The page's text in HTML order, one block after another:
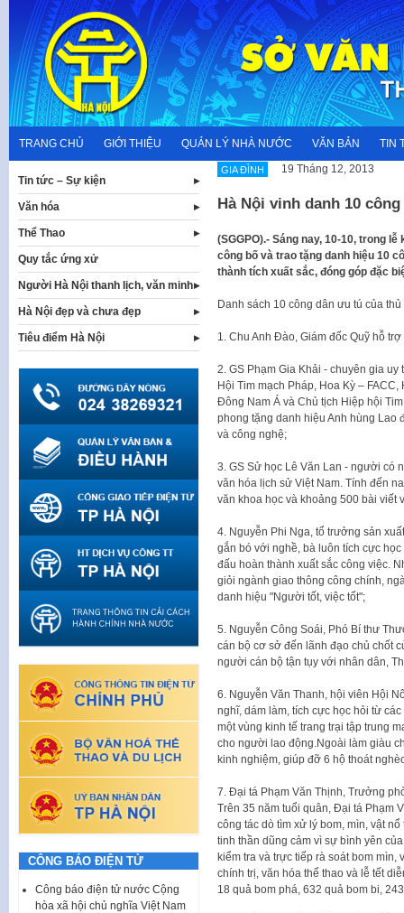
content
TRANG CHỦ GIỚI THIỆU QUẢN LÝ NHÀ NƯỚC VĂN BẢN TIN
GIA ĐÌNH 19 Tháng 12, 2013
Hà Nội vinh danh 10
​(SGGPO).- Sáng nay, 10-10, trong
công bố và trao tặng danh hiệu 10
thành tích xuất sắc, đóng góp đặc
​Danh sách 10 công dân ưu tú của thủ
1. Chu Anh Đào, Giám đốc Quỹ hỗ
2. GS Phạm Gia Khải - chuyên gia
Hội Tim mạch Pháp, Hoa Kỳ –
Đông Nam Á và Chủ tịch Hiệp hội
phong tặng danh hiệu Anh hùng
và công nghệ;
3. GS Sử học Lê Văn Lan - người có
văn hóa lịch sử Việt Nam. Tính đến
văn khoa học và khoảng 500 bài viết
4. Nguyễn Phi Nga, tổ trưởng sản
gắn bó với nghề, bà luôn tích cực
đấu hoàn thành xuất sắc công việc.
giỏi ngành giao thông công chính,
danh hiệu "Người tốt, việc tốt";
5. Nguyễn Công Soái, Phó Bí thư
cán bộ cơ sở đến lãnh đạo chủ chốt
người cán bộ tận tụy với nhân dân,
6. Nguyễn Văn Thanh, hội viên Hội
nghĩ, dám làm, tích cực học hỏi từ
một vùng kinh tế trang trại tập trung
cho người lao động.Ngoài làm giàu
kinh nghiệm, giúp đỡ 6 hộ thoát
7. Đại tá Phạm Văn Thịnh, Trưởng
Trên 35 năm tuổi quân, Đại tá Phạm
công tác dò tìm xử lý bom, mìn, vật
tinh thần dũng cảm vì sự bình yên
kiểm tra và trực tiếp rà soát bom mìn,
chính trị, văn hóa thể thao và lễ tết
18 quả bom phá, 632 quả bom bi,
Tin tức – Sự kiện
Văn hóa
Thể Thao
Quy tắc ứng xử
Người Hà Nội thanh lịch, văn minh
Hà Nội đẹp và chưa đẹp
Tiêu điểm Hà Nội
CÔNG BÁO ĐIỆN TỬ
Công báo điện tử nước Cộng
hòa xã hội chủ nghĩa Việt Nam